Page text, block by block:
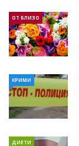
ОТ БЛИЗО
КРИМИ
ДИЕТИ